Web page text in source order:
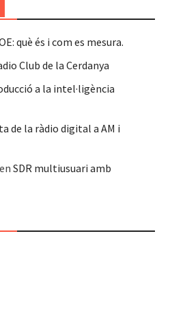
què és i com es mesura.
Club de la Cerdanya
a la intel·ligència
de la ràdio digital a AM i
en SDR multiusuari amb